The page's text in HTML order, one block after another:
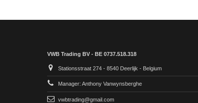
VWB Trading BV - BE 0737.518.318
Stationsstraat 274 - 8540 Deerlijk - Belgium
Manager: Anthony Vanwynsberghe
vwbtrading@gmail.com